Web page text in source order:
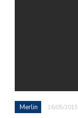
Merlin 16/05/2015